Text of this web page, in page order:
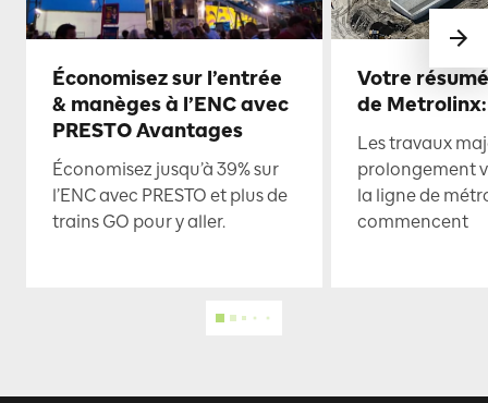
Économisez sur l’entrée
& manèges à l’ENC avec
PRESTO Avantages
Économisez jusqu’à 39% sur
l’ENC avec PRESTO et plus de
trains GO pour y aller.
Votre
de
Les travaux
prolongement
la ligne de
commencent